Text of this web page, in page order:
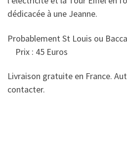
dédicacée à une Jeanne.
Probablement St Louis ou
Prix : 45 Euros
Livraison gratuite en France.
contacter.